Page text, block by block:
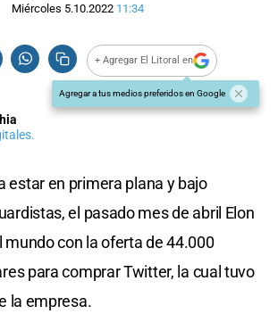
Miércoles 5.10.2022 11:34
+ Agregar El Litoral en
Agregar a tus medios preferidos en Google
estar en primera plana y bajo
el pasado mes de abril Elon
mundo con la oferta de 44.000
para comprar Twitter, la cual tuvo
la empresa.